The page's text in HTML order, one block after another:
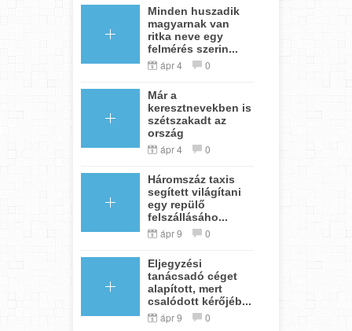
Minden huszadik
magyarnak van
ritka neve egy
felmérés szerin...
ápr 4 0
Már a
keresztnevekben is
szétszakadt az
ország
ápr 4 0
Háromszáz taxis
segített világítani
egy repülő
felszállásáho...
ápr 9 0
Eljegyzési
tanácsadó céget
alapított, mert
csalódott kérőjéb...
ápr 9 0